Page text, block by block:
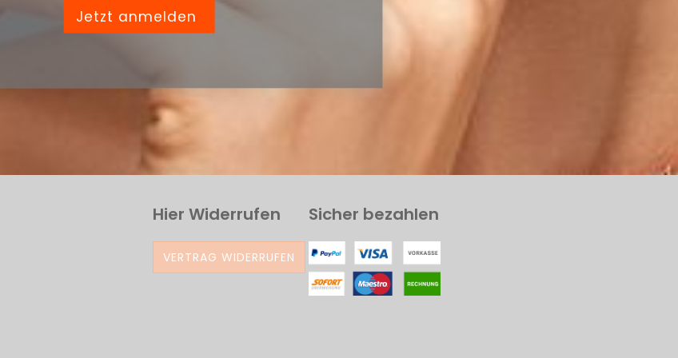
Jetzt anmelden
Hier Widerrufen
VERTRAG WIDERRUFEN
Sicher bezahlen